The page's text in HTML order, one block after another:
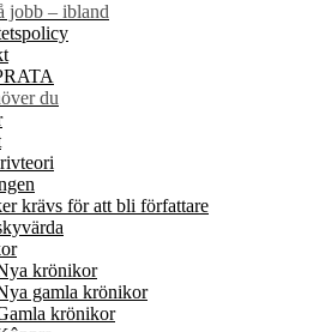
jobb – ibland
du
krävs för att bli författare
krönikor
gamla krönikor
krönikor